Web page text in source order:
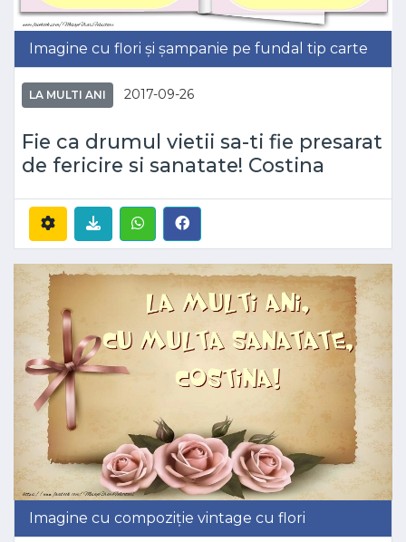
Imagine cu flori și șampanie pe fundal tip carte
LA MULTI ANI 2017-09-26
Fie ca drumul vietii sa-ti fie presarat
de fericire si sanatate! Costina
Imagine cu compoziție vintage cu flori